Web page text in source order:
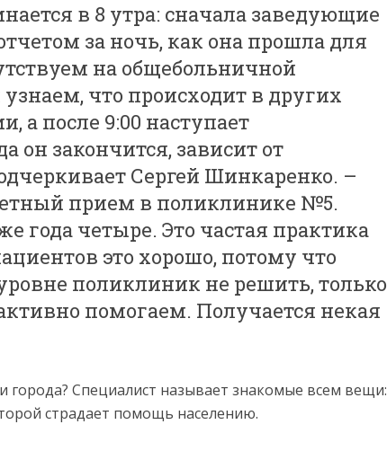
в 8 утра: сначала заведующие
за ночь, как она прошла для
на общебольничной
что происходит в других
а после 9:00 наступает
он закончится, зависит от
Сергей Шинкаренко. –
прием в поликлинике №5.
года четыре. Это частая практика
это хорошо, потому что
поликлиник не решить, только
помогаем. Получается некая
города? Специалист называет знакомые всем вещи:
страдает помощь населению.